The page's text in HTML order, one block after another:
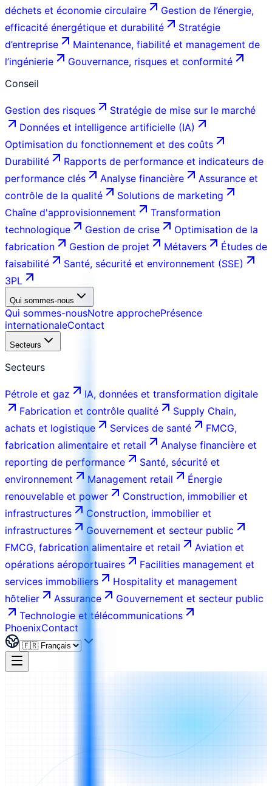
déchets et économie circulaire
Gestion de l’énergie,
efficacité énergétique et durabilité
Stratégie
d’entreprise
Maintenance, fiabilité et management de
l’ingénierie
Gouvernance, risques et conformité
Conseil
Gestion des risques
Stratégie de mise sur le marché
Données et intelligence artificielle (IA)
Optimisation du fonctionnement et des coûts
Durabilité
Rapports de performance et indicateurs de
performance clés
Analyse financière
Assurance et
contrôle de la qualité
Solutions de marketing
Chaîne d'approvisionnement
Transformation
technologique
Gestion de crise
Optimisation de la
fabrication
Gestion de projet Métavers
Études de
faisabilité
Santé, sécurité et environnement (SSE)
3PL
Qui sommes-nous
Qui sommes-nousNotre approchePrésence
internationaleContact
Secteurs
Secteurs
Pétrole et gaz
IA, données et transformation digitale
Fabrication et contrôle qualité
Supply Chain,
achats et logistique
Services de santé
FMCG,
fabrication alimentaire et retail
Analyse financière et
reporting de performance
Santé, sécurité et
environnement
Management retail
Énergie
renouvelable et power
Construction, immobilier et
infrastructures
Construction, immobilier et
infrastructures
Gouvernement et secteur public
FMCG, fabrication alimentaire et retail
Aviation et
opérations aéroportuaires
Facilities management et
services immobiliers
Hospitality et management
hôtelier
Assurance
Gouvernement et secteur public
Technologie et télécommunications
PhoenixContact